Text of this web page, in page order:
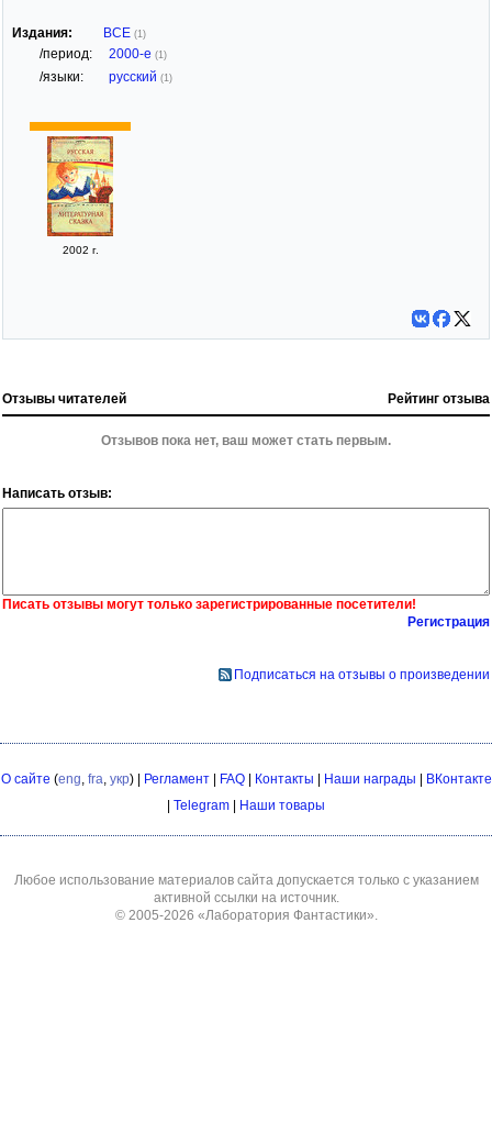
Издания: ВСЕ (1)
/период: 2000-е (1)
/языки: русский (1)
2002 г.
Отзывы читателей Рейтинг отзыва
Отзывов пока нет, ваш может стать первым.
Написать отзыв:
Писать отзывы могут только зарегистрированные посетители!
Регистрация
Подписаться на отзывы о произведении
О сайте (eng fra укр) | Регламент| FAQ| Контакты | Наши награды | ВКонтакте
| Telegram | Наши товары
Любое использование материалов сайта допускается только с указанием
активной ссылки на источник.
© 2005-2026 «Лаборатория Фантастики»